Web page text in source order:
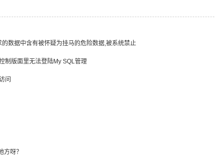
数据中含有被怀疑为挂马的危险数据,被系统禁止
制版面里无法登陆My SQL管理
问
方呀？